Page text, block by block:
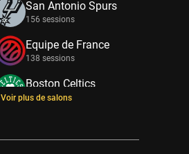
San Antonio Spurs
156 sessions
Equipe de France
138 sessions
Boston Celtics
133 sessions
Voir plus de salons